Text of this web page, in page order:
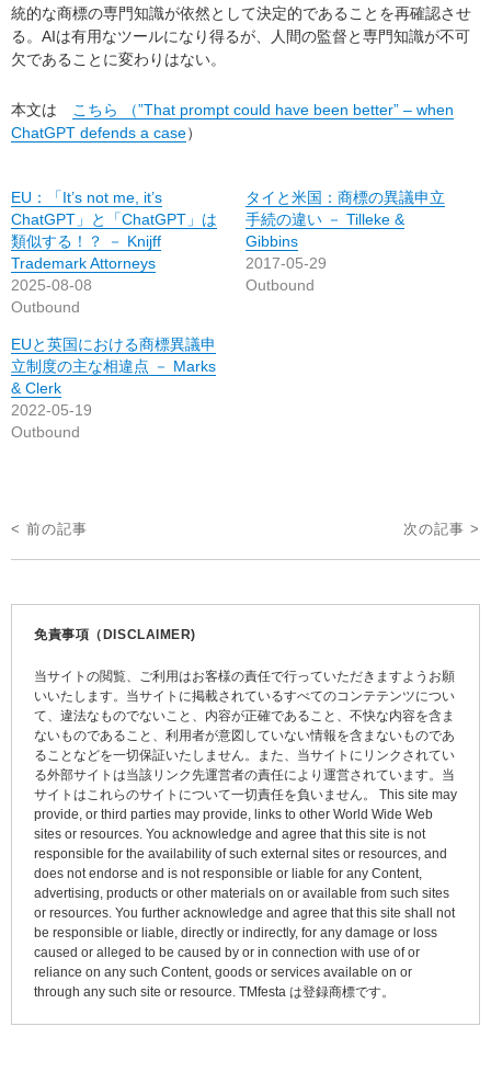
統的な商標の専門知識が依然として決定的であることを再確認させ
る。AIは有用なツールになり得るが、人間の監督と専門知識が不可
欠であることに変わりはない。
本文は
こちら （”That prompt could have been better” – when
ChatGPT defends a case）
EU：「It’s not me, it’s
ChatGPT」と「ChatGPT」は
類似する！？ － Knijff
Trademark Attorneys
2025-08-08
Outbound
タイと米国：商標の異議申立
手続の違い － Tilleke &
Gibbins
2017-05-29
Outbound
EUと英国における商標異議申
立制度の主な相違点 － Marks
& Clerk
2022-05-19
Outbound
投
稿
< 前の記事 次の記事 >
免責事項（DISCLAIMER)
当サイトの閲覧、ご利用はお客様の責任で行っていただきますようお願
いいたします。当サイトに掲載されているすべてのコンテテンツについ
て、違法なものでないこと、内容が正確であること、不快な内容を含ま
ないものであること、利用者が意図していない情報を含まないものであ
ることなどを一切保証いたしません。また、当サイトにリンクされてい
る外部サイトは当該リンク先運営者の責任により運営されています。当
サイトはこれらのサイトについて一切責任を負いません。 This site may
provide, or third parties may provide, links to other World Wide Web
sites or resources. You acknowledge and agree that this site is not
responsible for the availability of such external sites or resources, and
does not endorse and is not responsible or liable for any Content,
advertising, products or other materials on or available from such sites
or resources. You further acknowledge and agree that this site shall not
be responsible or liable, directly or indirectly, for any damage or loss
caused or alleged to be caused by or in connection with use of or
reliance on any such Content, goods or services available on or
through any such site or resource. TMfesta は登録商標です。